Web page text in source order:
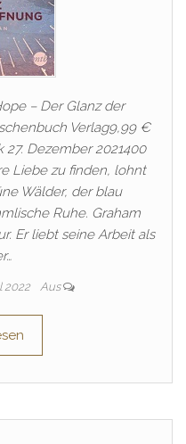
– Der Glanz der
Verlag9,99 €
Dezember 2021400
Liebe zu finden, lohnt
Wälder, der blau
Ruhe. Graham
Er liebt seine Arbeit als
2022 Aus